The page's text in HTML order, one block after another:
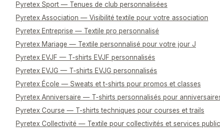
Pyretex Sport — Tenues de club personnalisées
Pyretex Association — Visibilité textile pour votre association
Pyretex Entreprise — Textile pro personnalisé
Pyretex Mariage — Textile personnalisé pour votre jour J
Pyretex EVJF — T-shirts EVJF personnalisés
Pyretex EVJG — T-shirts EVJG personnalisés
Pyretex École — Sweats et t-shirts pour promos et classes
Pyretex Anniversaire — T-shirts personnalisés pour
Pyretex Course — T-shirts techniques pour courses et trails
Pyretex Collectivité — Textile pour collectivités et services